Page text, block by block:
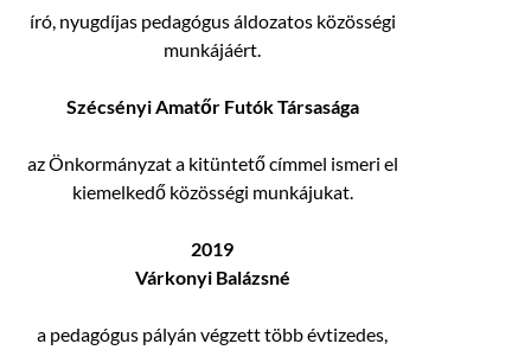
író, nyugdíjas pedagógus áldozatos közösségi
munkájáért.
Szécsényi Amatőr Futók Társasága
az Önkormányzat a kitüntető címmel ismeri el
kiemelkedő közösségi munkájukat.
2019
Várkonyi Balázsné
a pedagógus pályán végzett több évtizedes,